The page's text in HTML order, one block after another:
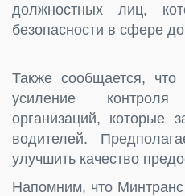
должностных лиц,
безопасности в сфере
Также сообщается,
усиление
организаций, которые
водителей.
улучшить качество
Напомним, что